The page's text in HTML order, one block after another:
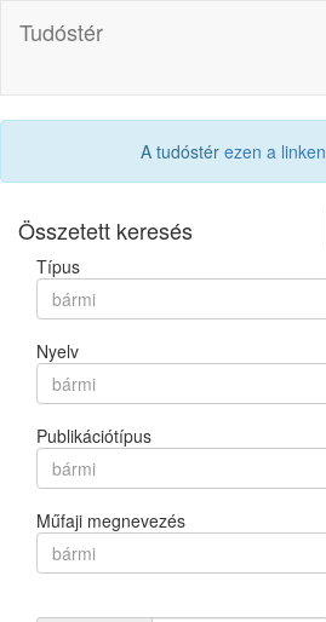
Tudóstér
A tudóstér ezen a linken
Összetett keresés
Típus
bármi
Nyelv
bármi
Publikációtípus
bármi
Műfaji megnevezés
bármi